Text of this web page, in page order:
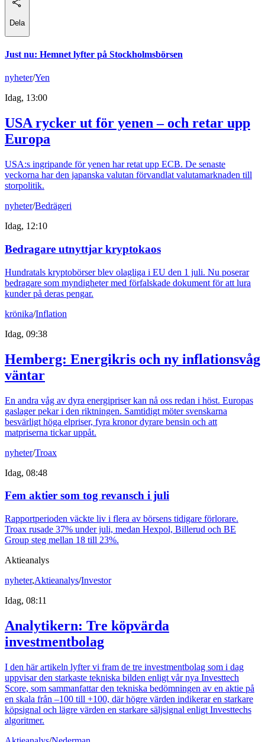
Dela
Just nu: Hemnet lyfter på Stockholmsbörsen
nyheter/Yen
Idag, 13:00
USA rycker ut för yenen – och retar upp
Europa
USA:s ingripande för yenen har retat upp ECB. De senaste
veckorna har den japanska valutan förvandlat valutamarknaden till
storpolitik.
nyheter/Bedrägeri
Idag, 12:10
Bedragare utnyttjar kryptokaos
Hundratals kryptobörser blev olagliga i EU den 1 juli. Nu poserar
bedragare som myndigheter med förfalskade dokument för att lura
kunder på deras pengar.
krönika/Inflation
Idag, 09:38
Hemberg: Energikris och ny inflationsvåg
väntar
En andra våg av dyra energipriser kan nå oss redan i höst. Europas
gaslager pekar i den riktningen. Samtidigt möter svenskarna
besvärligt höga elpriser, fyra kronor dyrare bensin och att
matpriserna tickar uppåt.
nyheter/Troax
Idag, 08:48
Fem aktier som tog revansch i juli
Rapportperioden väckte liv i flera av börsens tidigare förlorare.
Troax rusade 37% under juli, medan Hexpol, Billerud och BE
Group steg mellan 18 till 23%.
Aktieanalys
nyheter,Aktieanalys/Investor
Idag, 08:11
Analytikern: Tre köpvärda
investmentbolag
I den här artikeln lyfter vi fram de tre investmentbolag som i dag
uppvisar den starkaste tekniska bilden enligt vår nya Investtech
Score, som sammanfattar den tekniska bedömningen av en aktie på
en skala från –100 till +100, där högre värden indikerar en starkare
köpsignal och lägre värden en starkare säljsignal enligt Investtechs
algoritmer.